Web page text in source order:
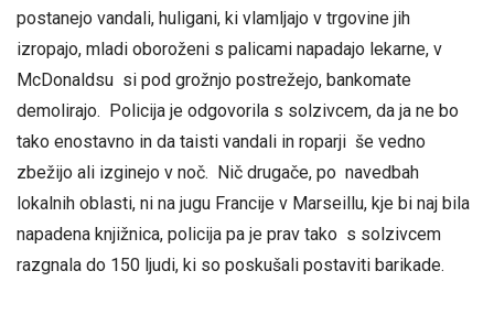
postanejo vandali, huligani, ki vlamljajo v trgovine jih
izropajo, mladi oboroženi s palicami napadajo lekarne, v
McDonaldsu si pod grožnjo postrežejo, bankomate
demolirajo. Policija je odgovorila s solzivcem, da ja ne bo
tako enostavno in da taisti vandali in roparji še vedno
zbežijo ali izginejo v noč. Nič drugače, po navedbah
lokalnih oblasti, ni na jugu Francije v Marseillu, kje bi naj bila
napadena knjižnica, policija pa je prav tako s solzivcem
razgnala do 150 ljudi, ki so poskušali postaviti barikade.